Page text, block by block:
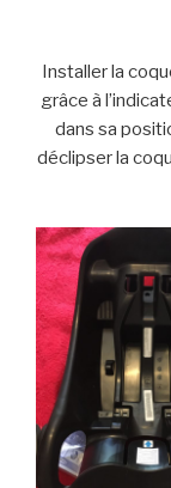
Installer la
grâce à
dans sa
déclipser la